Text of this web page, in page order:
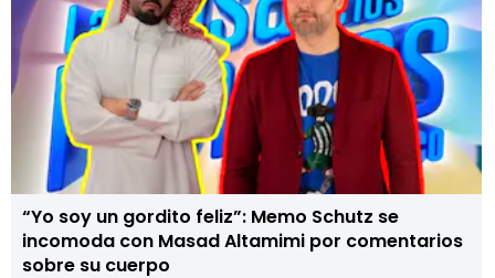
“Yo soy un gordito feliz”: Memo Schutz se
incomoda con Masad Altamimi por comentarios
sobre su cuerpo